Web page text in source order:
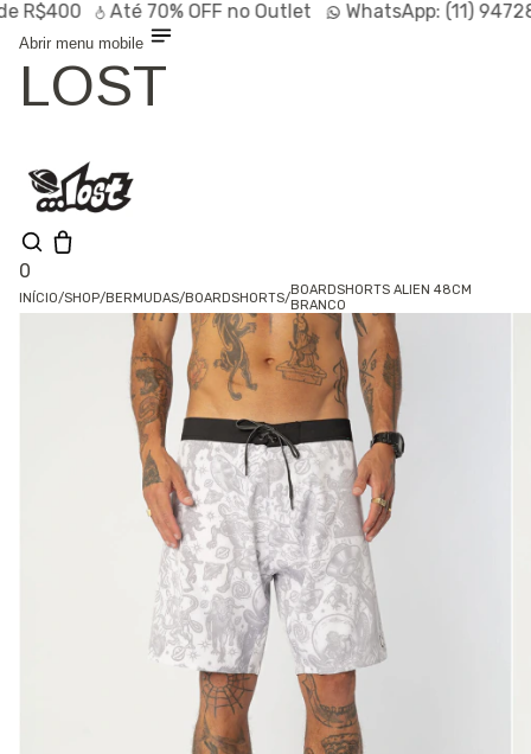
Até70% OFFno Outlet WhatsApp:(11) 94728-
Abrir menu mobile
LOST
0
Shop
HOT
SALE
INÍCIO/SHOP/BERMUDAS/BOARDSHORTS/BOARDSHORTS ALIEN 48CM
BRANCO